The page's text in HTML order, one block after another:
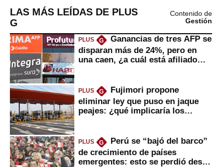
LAS MÁS LEÍDAS DE PLUS
G
Contenido de
Gestión
PLUS G
Ganancias de tres AFP se
disparan más de 24%, pero en
una caen, ¿a cuál está afiliado
PLUS G
Fujimori propone
eliminar ley que puso en jaque
peajes: ¿qué implicaría los
PLUS G
Perú se “bajó del barco”
de crecimiento de países
emergentes: esto se perdió desde